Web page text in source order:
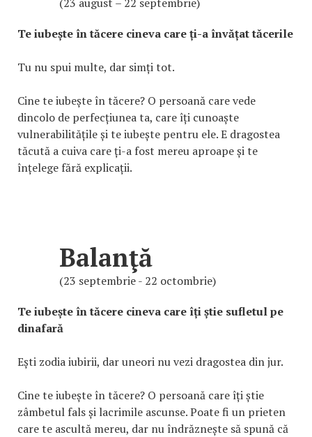
Te iubește în tăcere cineva care ți-a învățat tăcerile
Tu nu spui multe, dar simți tot.
Cine te iubește în tăcere? O persoană care vede
dincolo de perfecțiunea ta, care îți cunoaște
vulnerabilitățile și te iubește pentru ele. E dragostea
tăcută a cuiva care ți-a fost mereu aproape și te
înțelege fără explicații.
Balanţă
(23 septembrie - 22 octombrie)
Te iubește în tăcere cineva care îți știe sufletul pe
dinafară
Ești zodia iubirii, dar uneori nu vezi dragostea din jur.
Cine te iubește în tăcere? O persoană care îți știe
zâmbetul fals și lacrimile ascunse. Poate fi un prieten
care te ascultă mereu, dar nu îndrăznește să spună că